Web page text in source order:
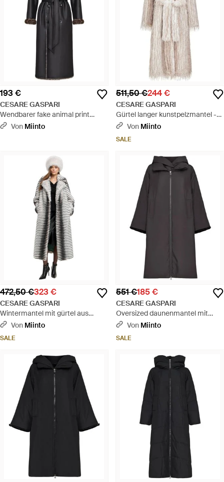
193 €
CESARE GASPARI
Wendbarer fake animal print
shearling tel lang - Schwarz
Von Miinto
511,50 €244 €
CESARE GASPARI
Gürtel langer kunstpelzmantel -
Natur
Von Miinto
SALE
472,50 €323 €
CESARE GASPARI
Wintermantel mit gürtel aus
kunstpelz - Grau
Von Miinto
SALE
551 €185 €
CESARE GASPARI
Oversized daunenmantel mit
kapuze und kunstpelzärmeln -
Von Miinto
SALE